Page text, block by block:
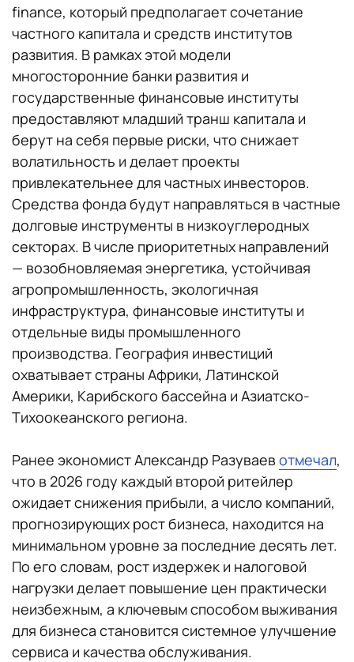
finance, который предполагает сочетание
частного капитала и средств институтов
развития. В рамках этой модели
многосторонние банки развития и
государственные финансовые институты
предоставляют младший транш капитала и
берут на себя первые риски, что снижает
волатильность и делает проекты
привлекательнее для частных инвесторов.
Средства фонда будут направляться в частные
долговые инструменты в низкоуглеродных
секторах. В числе приоритетных направлений
— возобновляемая энергетика, устойчивая
агропромышленность, экологичная
инфраструктура, финансовые институты и
отдельные виды промышленного
производства. География инвестиций
охватывает страны Африки, Латинской
Америки, Карибского бассейна и Азиатско-
Тихоокеанского региона.
Ранее экономист Александр Разуваев отмечал,
что в 2026 году каждый второй ритейлер
ожидает снижения прибыли, а число компаний,
прогнозирующих рост бизнеса, находится на
минимальном уровне за последние десять лет.
По его словам, рост издержек и налоговой
нагрузки делает повышение цен практически
неизбежным, а ключевым способом выживания
для бизнеса становится системное улучшение
сервиса и качества обслуживания.